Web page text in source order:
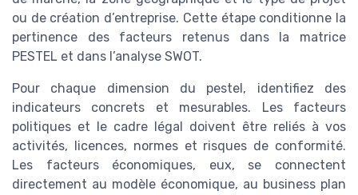
ou de création d’entreprise. Cette étape conditionne la
pertinence des facteurs retenus dans la matrice
PESTEL et dans l’analyse SWOT.
Pour chaque dimension du pestel, identifiez des
indicateurs concrets et mesurables. Les facteurs
politiques et le cadre légal doivent être reliés à vos
activités, licences, normes et risques de conformité.
Les facteurs économiques, eux, se connectent
directement au modèle économique, au business plan